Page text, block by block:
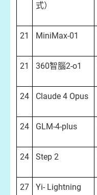
式）
21 MiniMax-01
21 360智腦2-o1
24 Claude 4 Opus
24 GLM-4-plus
24 Step 2
27 Yi- Lightning